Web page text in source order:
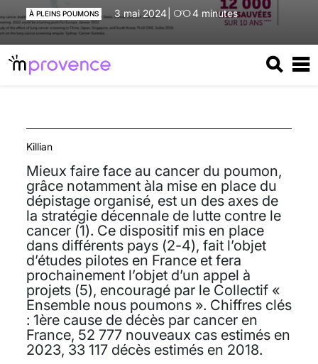
À PLEINS POUMONS 3 mai 2024 4 minutes
Mieux faire face au cancer du poumon,
grâce notamment àla mise en place du
dépistage organisé, est un des axes de
la stratégie décennale de lutte contre le
cancer (1). Ce dispositif mis en place
dans différents pays (2-4), fait l’objet
d’études pilotes en France et fera
prochainement l’objet d’un appel à
projets (5), encouragé par le Collectif «
Ensemble nous poumons ». Chiffres clés
: 1ère cause de décès par cancer en
France, 52 777 nouveaux cas estimés en
2023, 33 117 décès estimés en 2018.
Killian